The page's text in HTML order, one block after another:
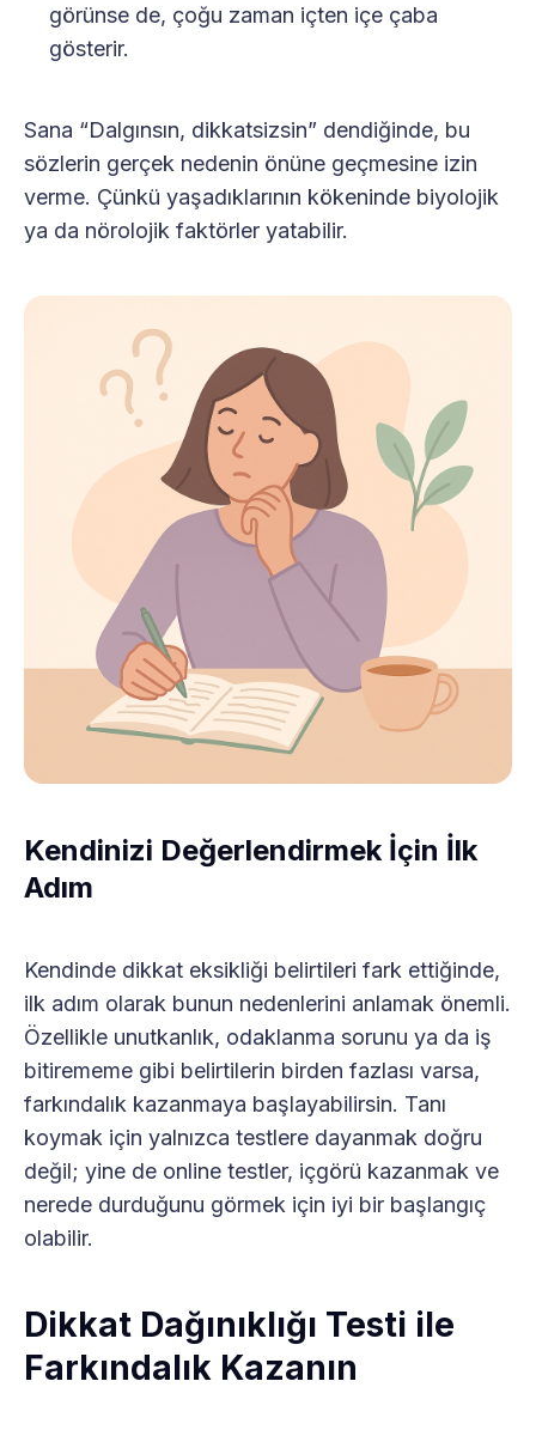
görünse de, çoğu zaman içten içe çaba
gösterir.
Sana “Dalgınsın, dikkatsizsin” dendiğinde, bu
sözlerin gerçek nedenin önüne geçmesine izin
verme. Çünkü yaşadıklarının kökeninde biyolojik
ya da nörolojik faktörler yatabilir.
Kendinizi Değerlendirmek İçin İlk
Adım
Kendinde dikkat eksikliği belirtileri fark ettiğinde,
ilk adım olarak bunun nedenlerini anlamak önemli.
Özellikle unutkanlık, odaklanma sorunu ya da iş
bitirememe gibi belirtilerin birden fazlası varsa,
farkındalık kazanmaya başlayabilirsin. Tanı
koymak için yalnızca testlere dayanmak doğru
değil; yine de online testler, içgörü kazanmak ve
nerede durduğunu görmek için iyi bir başlangıç
olabilir.
Dikkat Dağınıklığı Testi ile
Farkındalık Kazanın